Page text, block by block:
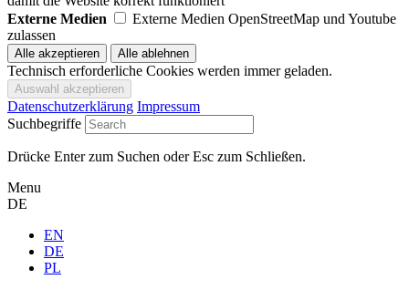
Externe Medien
Externe Medien OpenStreetMap und Youtube
zulassen
Technisch erforderliche Cookies werden immer geladen.
Datenschutzerklärung Impressum
Suchbegriffe
Drücke Enter zum Suchen oder Esc zum Schließen.
Menu
DE
EN
DE
PL